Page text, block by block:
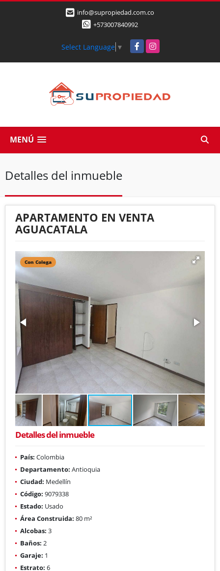
info@supropiedad.com.co
+573007840992
Select Language ▼ FacebookInstagram
MENÚ
Detalles del inmueble
APARTAMENTO EN VENTA
AGUACATALA
Con Colega
Detalles del inmueble
País: Colombia
Departamento: Antioquia
Ciudad: Medellín
Código: 9079338
Estado: Usado
Área Construida: 80 m²
Alcobas: 3
Baños: 2
Garaje: 1
Estrato: 6